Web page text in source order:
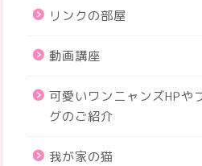
リンクの部屋
動画講座
可愛いワンニャンズHPや
グのご紹介
我が家の猫